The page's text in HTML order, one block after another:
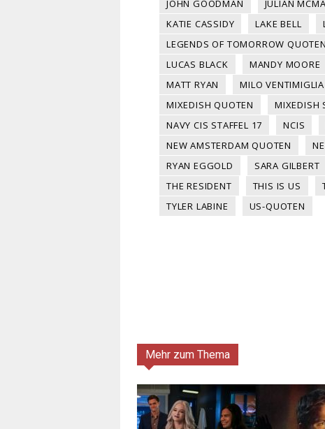
JOHN GOODMAN
JULIAN
KATIE CASSIDY
LAKE BELL
LEGENDS OF TOMORROW QUOTEN
LUCAS BLACK
MANDY MOORE
MATT RYAN
MILO VENTIMIGLIA
MIXEDISH QUOTEN
MIXEDISH
NAVY CIS STAFFEL 17
NCIS
NEW AMSTERDAM QUOTEN
RYAN EGGOLD
SARA GILBERT
THE RESIDENT
THIS IS US
TYLER LABINE
US-QUOTEN
Mehr zum Thema